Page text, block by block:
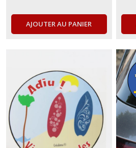
AJOUTER AU PANIER